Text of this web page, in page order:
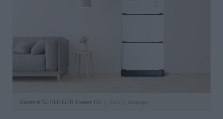
Baterie SCHLIEGER Tower H2 Zdroj | Schlieger